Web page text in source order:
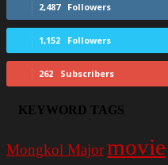
2,487 Followers
1,152 Followers
262 Subscribers
KEYWORD TAGS
Mongkol Majormovie